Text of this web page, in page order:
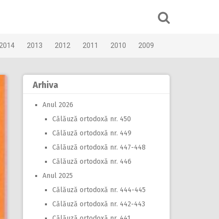
2013 2012 2011 2010 2009
Arhiva
Anul 2026
Călăuză ortodoxă nr. 450
Călăuză ortodoxă nr. 449
Călăuză ortodoxă nr. 447-448
Călăuză ortodoxă nr. 446
Anul 2025
Călăuză ortodoxă nr. 444-445
Călăuză ortodoxă nr. 442-443